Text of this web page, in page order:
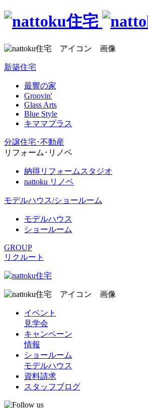
新築住宅
最響の家
Groovin'
Glass Arts
Blue Style
キママプラス
分譲住宅･不動産
リフォーム･リノベ
納得リフォームスタジオ
nattoku リノベ
モデルハウス/ショールーム
モデルハウス
ショールーム
GROUP
リクルート
イベント
見学会
キャンペーン
情報
ショールーム
モデルハウス
資料請求
スタッフブログ